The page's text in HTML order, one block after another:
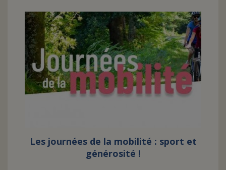
Les journées de la mobilité : sport et
générosité !